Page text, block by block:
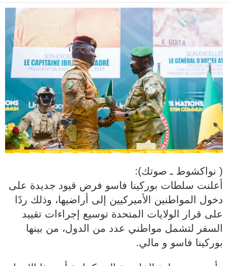
( نواكشوط ـ صوتك):
أعلنت سلطات بوركينا فاسو فرض قيود جديدة على
دخول المواطنين الأميركيين إلى أراضيها، وذلك ردًا
على قرار الولايات المتحدة توسيع إجراءات تقييد
السفر لتشمل مواطني عدد من الدول، من بينها
بوركينا فاسو و مالي.